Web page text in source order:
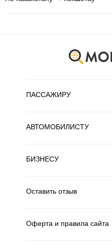
ПАССАЖИРУ
АВТОМОБИЛИСТУ
БИЗНЕСУ
Оставить отзыв
Оферта и правила сайта